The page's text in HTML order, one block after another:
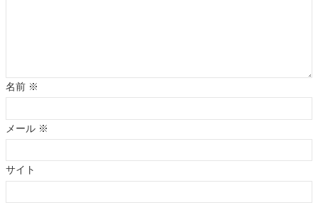
名前 ※
メール ※
サイト